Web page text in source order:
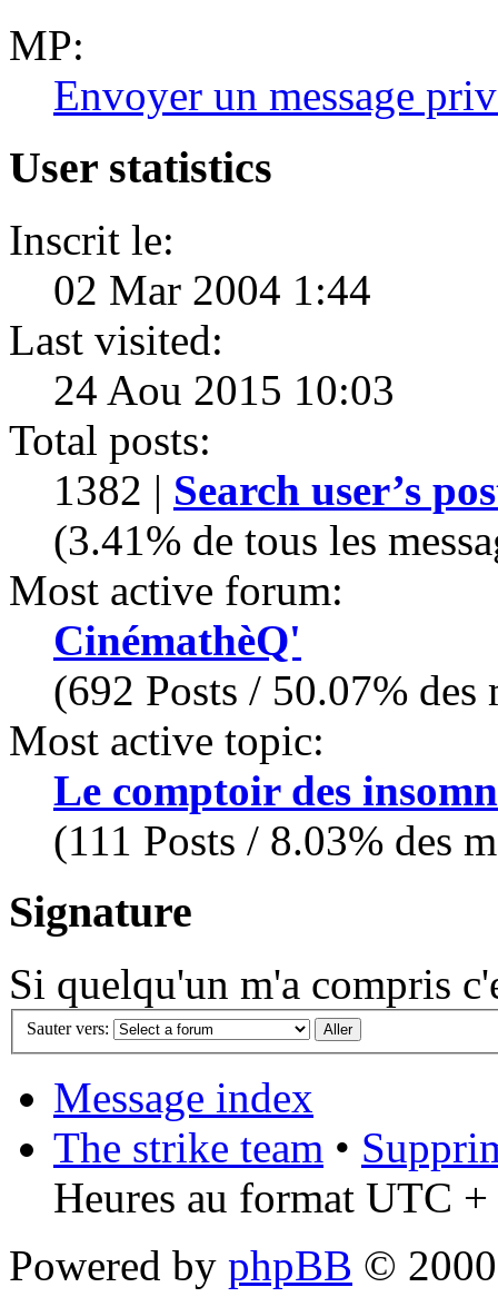
MP:
Envoyer un message
User statistics
Inscrit le:
02 Mar 2004 1:44
Last visited:
24 Aou 2015 10:03
Total posts:
1382 | Search user’s
(3.41% de tous les
Most active forum:
CinémathèQ'
(692 Posts / 50.07% des
Most active topic:
Le comptoir des
(111 Posts / 8.03% des
Signature
Si quelqu'un m'a compris
Sauter vers:
Message index
The strike team •
Heures au format UTC
Powered by phpBB ©